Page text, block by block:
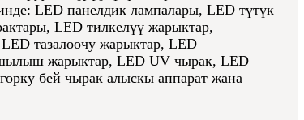
LED панелдик лампалары, LED түтүк
LED тилкелүү жарыктар,
тазалоочу жарыктар, LED
жарыктар, LED UV чырак, LED
бей чырак алыскы аппарат жана